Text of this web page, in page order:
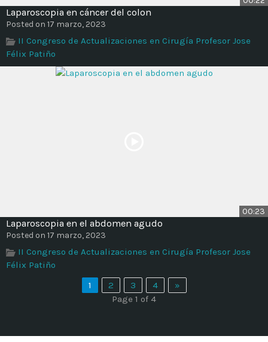
Laparoscopia en cáncer del colon
Posted on 17 marzo, 2023
II Congreso de Actualizaciones en Cirugía Profesor Jose
Félix Patiño
00:23
Laparoscopia en el abdomen agudo
Posted on 17 marzo, 2023
II Congreso de Actualizaciones en Cirugía Profesor Jose
Félix Patiño
1
2 3 4
»
Page 1 of 4